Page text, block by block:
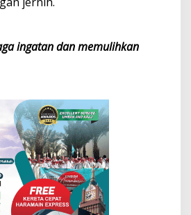
ingatan dan memulihkan